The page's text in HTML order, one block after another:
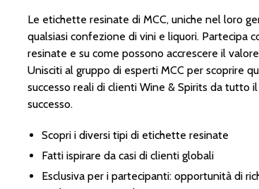
Le etichette resinate di MCC, uniche nel loro
qualsiasi confezione di vini e liquori. Partecipa
resinate e su come possono accrescere il
Unisciti al gruppo di esperti MCC per scoprire
successo reali di clienti Wine & Spirits da
successo.
Scopri i diversi tipi di etichette resinate
Fatti ispirare da casi di clienti globali
Esclusiva per i partecipanti: opportunità di